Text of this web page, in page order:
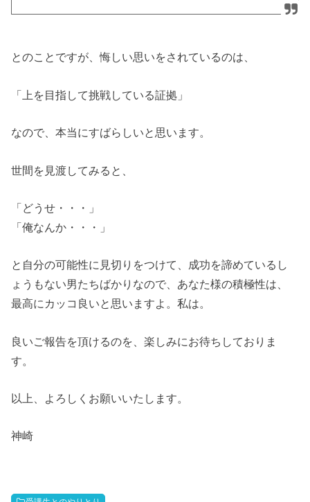
とのことですが、悔しい思いをされているのは、
「上を目指して挑戦している証拠」
なので、本当にすばらしいと思います。
世間を見渡してみると、
「どうせ・・・」
「俺なんか・・・」
と自分の可能性に見切りをつけて、成功を諦めているし
ょうもない男たちばかりなので、あなた様の積極性は、
最高にカッコ良いと思いますよ。私は。
良いご報告を頂けるのを、楽しみにお待ちしておりま
す。
以上、よろしくお願いいたします。
神崎